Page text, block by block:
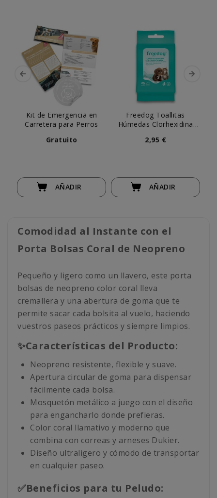
Kit de Emergencia en
Carretera para Perros
Gratuito
AÑADIR
Freedog Toallitas
Húmedas Clorhexidina
2,95 €
AÑADIR
Comodidad al Instante con el
Porta Bolsas Coral de Neopreno
Pequeño y ligero como un llavero, este porta
bolsas de neopreno color coral lleva
cremallera y una abertura de goma que te
permite sacar cada bolsita al vuelo, haciendo
vuestros paseos prácticos y siempre limpios.
✨Características del Producto:
Neopreno resistente, flexible y suave.
Apertura circular de goma para dispensar
fácilmente cada bolsa.
Mosquetón metálico a juego con el diseño
para engancharlo donde prefieras.
Color coral llamativo y moderno que
combina con correas y arneses Dukier.
Diseño ultraligero y cómodo de transportar
en cualquier paseo.
✅Beneficios para tu Peludo: